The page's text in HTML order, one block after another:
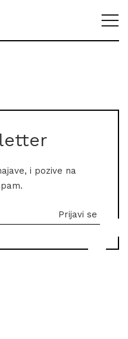
i pozive na